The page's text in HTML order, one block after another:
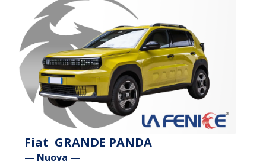
Fiat GRANDE PANDA
— Nuova —